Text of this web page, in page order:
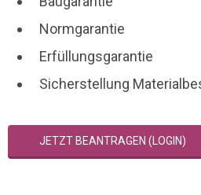
Normgarantie
Erfüllungsgarantie
Sicherstellung
JETZT BEANTRAGEN (LOGIN)